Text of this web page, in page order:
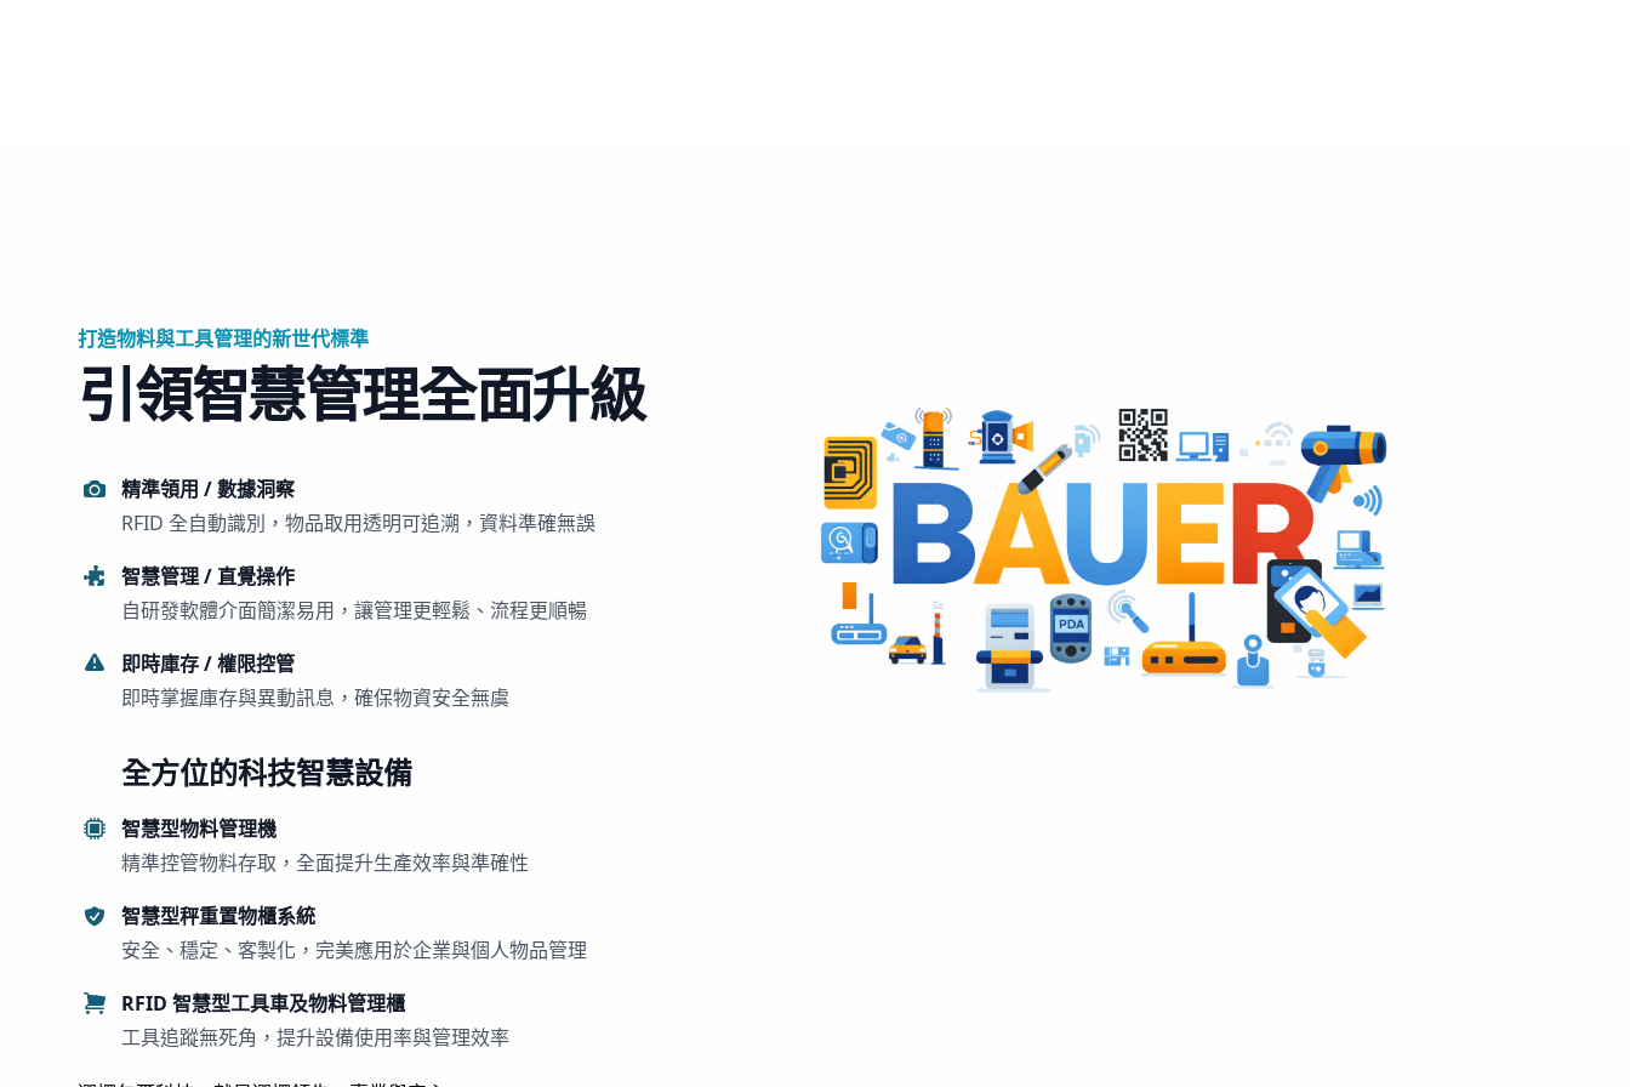
打造物料與工具管理的新世代標準
引領智慧管理全面升級
精準領用 / 數據洞察
RFID 全自動識別，物品取用透明可追溯，資料準確無誤
智慧管理 / 直覺操作
自研發軟體介面簡潔易用，讓管理更輕鬆、流程更順暢
即時庫存 / 權限控管
即時掌握庫存與異動訊息，確保物資安全無虞
全方位的科技智慧設備
智慧型物料管理機
精準控管物料存取，全面提升生產效率與準確性
智慧型秤重置物櫃系統
安全、穩定、客製化，完美應用於企業與個人物品管理
RFID 智慧型工具車及物料管理櫃
工具追蹤無死角，提升設備使用率與管理效率